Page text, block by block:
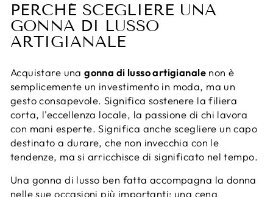
PERCHÉ SCEGLIERE UNA
GONNA DI LUSSO
ARTIGIANALE
Acquistare unagonna di lusso artigianalenon è
semplicemente un investimento in moda, ma un
gesto consapevole. Significa sostenere la filiera
corta, l'eccellenza locale, la passione di chi lavora
con mani esperte. Significa anche scegliere un capo
destinato a durare, che non invecchia con le
tendenze, ma si arricchisce di significato nel tempo.
Una gonna di lusso ben fatta accompagna la donna
nelle sue occasioni più importanti: una cena